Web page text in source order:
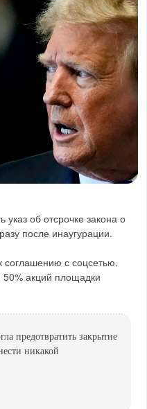
указ об отсрочке закона о
после инаугурации.
соглашению с соцсетью.
акций площадки
предотвратить закрытие
никакой